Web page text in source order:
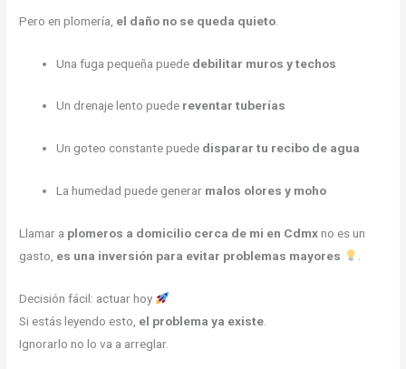
Pero en plomería, el daño no se queda quieto
Una fuga pequeña puede debilitar muros y techos
Un drenaje lento puede reventar tuberías
Un goteo constante puede disparar tu recibo de agua
La humedad puede generar malos olores y moho
Llamar a plomeros a domicilio cerca de mi en Cdmxno es un
gasto, es una inversión para evitar problemas mayores
Decisión fácil: actuar hoy
Si estás leyendo esto, el problema ya existe
Ignorarlo no lo va a arreglar.